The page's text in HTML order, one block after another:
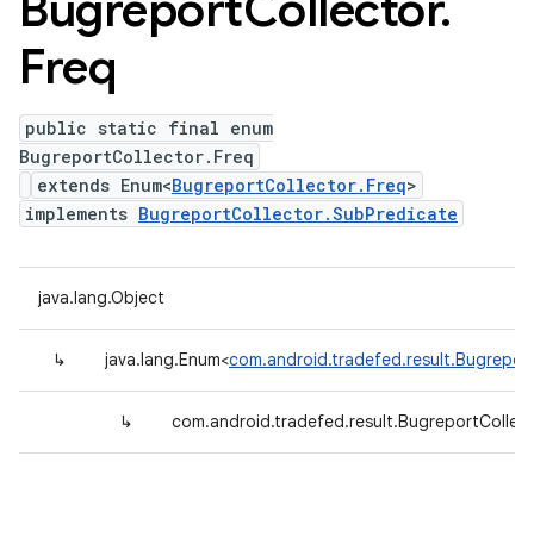
Freq
public static final enum
BugreportCollector.Freq
extends Enum<BugreportCollector.Freq>
implements BugreportCollector.SubPredicate
java.lang.Object
↳ java.lang.Enum<
↳